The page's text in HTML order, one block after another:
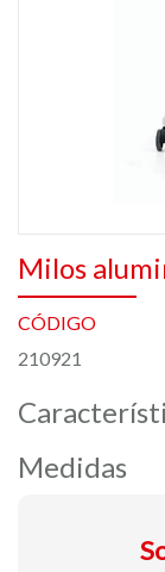
Milos
CÓDIGO
210921
Medidas